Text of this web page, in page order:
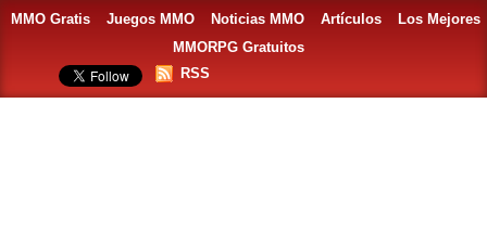
MMO Gratis Juegos MMO Noticias MMO Artículos
Los Mejores
MMORPG Gratuitos
RSS